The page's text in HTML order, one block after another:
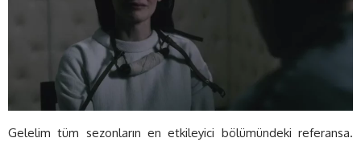
Gelelim tüm sezonların en etkileyici bölümündeki referansa.